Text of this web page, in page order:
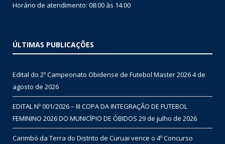
Horário de atendimento: 08:00 às 14:00
ÚLTIMAS PUBLICAÇÕES
Edital do 2º Campeonato Obidense de Futebol Master 20264 de
agosto de 2026
EDITAL Nº 001/2026 – III COPA DA INTEGRAÇÃO DE FUTEBOL
FEMININO 2026 DO MUNICÍPIO DE ÓBIDOS 29 de julho de 2026
Carimbó da Terra do Distrito de Curuai vence o 4º Concurso